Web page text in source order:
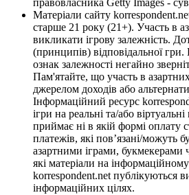
правовласника Getty Images -
Матеріали сайту
старше 21 року (21+). Участь в
викликати ігрову залежність.
(принципів) відповідальної
ознак залежності негайно
Пам'ятайте, що участь в
джерелом доходів або
Інформаційний ресурс
ігри на реальні та/або
приймає ні в якій формі оплату
платежів, які пов’язані/можуть
азартними іграми, букмекерами
які матеріали на інформаційному
korrespondent.net публікуються
інформаційних цілях.